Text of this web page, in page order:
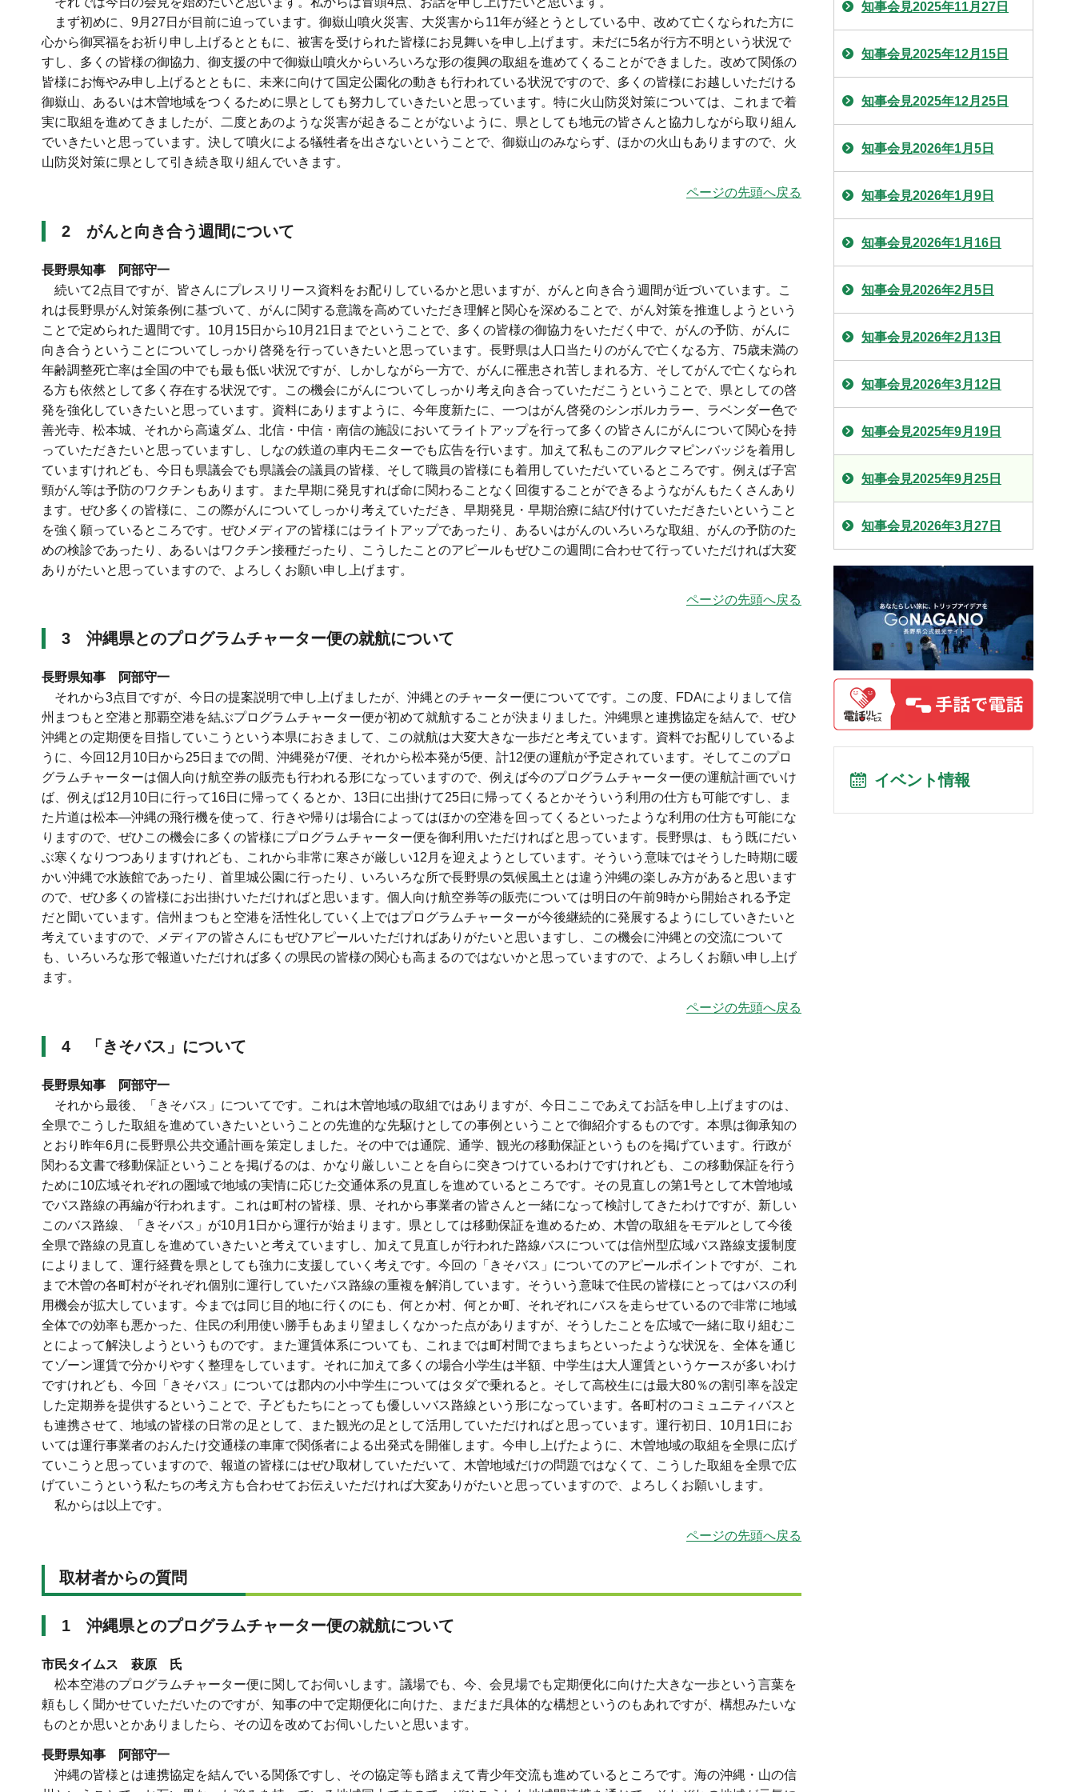
まず初めに、9月27日が目前に迫っています。御嶽山噴火災害、大災害から11年が経とうとしている中、改めて亡くなられた方に
心から御冥福をお祈り申し上げるとともに、被害を受けられた皆様にお見舞いを申し上げます。未だに5名が行方不明という状況で
すし、多くの皆様の御協力、御支援の中で御嶽山噴火からいろいろな形の復興の取組を進めてくることができました。改めて関係の
皆様にお悔やみ申し上げるとともに、未来に向けて国定公園化の動きも行われている状況ですので、多くの皆様にお越しいただける
御嶽山、あるいは木曽地域をつくるために県としても努力していきたいと思っています。特に火山防災対策については、これまで着
実に取組を進めてきましたが、二度とあのような災害が起きることがないように、県としても地元の皆さんと協力しながら取り組ん
でいきたいと思っています。決して噴火による犠牲者を出さないということで、御嶽山のみならず、ほかの火山もありますので、火
山防災対策に県として引き続き取り組んでいきます。
ページの先頭へ戻る
2 がんと向き合う週間について
長野県知事 阿部守一
続いて2点目ですが、皆さんにプレスリリース資料をお配りしているかと思いますが、がんと向き合う週間が近づいています。こ
れは長野県がん対策条例に基づいて、がんに関する意識を高めていただき理解と関心を深めることで、がん対策を推進しようという
ことで定められた週間です。10月15日から10月21日までということで、多くの皆様の御協力をいただく中で、がんの予防、がんに
向き合うということについてしっかり啓発を行っていきたいと思っています。長野県は人口当たりのがんで亡くなる方、75歳未満の
年齢調整死亡率は全国の中でも最も低い状況ですが、しかしながら一方で、がんに罹患され苦しまれる方、そしてがんで亡くなられ
る方も依然として多く存在する状況です。この機会にがんについてしっかり考え向き合っていただこうということで、県としての啓
発を強化していきたいと思っています。資料にありますように、今年度新たに、一つはがん啓発のシンボルカラー、ラベンダー色で
善光寺、松本城、それから高遠ダム、北信・中信・南信の施設においてライトアップを行って多くの皆さんにがんについて関心を持
っていただきたいと思っていますし、しなの鉄道の車内モニターでも広告を行います。加えて私もこのアルクマピンバッジを着用し
ていますけれども、今日も県議会でも県議会の議員の皆様、そして職員の皆様にも着用していただいているところです。例えば子宮
頸がん等は予防のワクチンもあります。また早期に発見すれば命に関わることなく回復することができるようながんもたくさんあり
ます。ぜひ多くの皆様に、この際がんについてしっかり考えていただき、早期発見・早期治療に結び付けていただきたいということ
を強く願っているところです。ぜひメディアの皆様にはライトアップであったり、あるいはがんのいろいろな取組、がんの予防のた
めの検診であったり、あるいはワクチン接種だったり、こうしたことのアピールもぜひこの週間に合わせて行っていただければ大変
ありがたいと思っていますので、よろしくお願い申し上げます。
ページの先頭へ戻る
3 沖縄県とのプログラムチャーター便の就航について
長野県知事 阿部守一
それから3点目ですが、今日の提案説明で申し上げましたが、沖縄とのチャーター便についてです。この度、FDAによりまして信
州まつもと空港と那覇空港を結ぶプログラムチャーター便が初めて就航することが決まりました。沖縄県と連携協定を結んで、ぜひ
沖縄との定期便を目指していこうという本県におきまして、この就航は大変大きな一歩だと考えています。資料でお配りしているよ
うに、今回12月10日から25日までの間、沖縄発が7便、それから松本発が5便、計12便の運航が予定されています。そしてこのプロ
グラムチャーターは個人向け航空券の販売も行われる形になっていますので、例えば今のプログラムチャーター便の運航計画でいけ
ば、例えば12月10日に行って16日に帰ってくるとか、13日に出掛けて25日に帰ってくるとかそういう利用の仕方も可能ですし、ま
た片道は松本―沖縄の飛行機を使って、行きや帰りは場合によってはほかの空港を回ってくるといったような利用の仕方も可能にな
りますので、ぜひこの機会に多くの皆様にプログラムチャーター便を御利用いただければと思っています。長野県は、もう既にだい
ぶ寒くなりつつありますけれども、これから非常に寒さが厳しい12月を迎えようとしています。そういう意味ではそうした時期に暖
かい沖縄で水族館であったり、首里城公園に行ったり、いろいろな所で長野県の気候風土とは違う沖縄の楽しみ方があると思います
ので、ぜひ多くの皆様にお出掛けいただければと思います。個人向け航空券等の販売については明日の午前9時から開始される予定
だと聞いています。信州まつもと空港を活性化していく上ではプログラムチャーターが今後継続的に発展するようにしていきたいと
考えていますので、メディアの皆さんにもぜひアピールいただければありがたいと思いますし、この機会に沖縄との交流について
も、いろいろな形で報道いただければ多くの県民の皆様の関心も高まるのではないかと思っていますので、よろしくお願い申し上げ
ます。
ページの先頭へ戻る
4 「きそバス」について
長野県知事 阿部守一
それから最後、「きそバス」についてです。これは木曽地域の取組ではありますが、今日ここであえてお話を申し上げますのは、
全県でこうした取組を進めていきたいということの先進的な先駆けとしての事例ということで御紹介するものです。本県は御承知の
とおり昨年6月に長野県公共交通計画を策定しました。その中では通院、通学、観光の移動保証というものを掲げています。行政が
関わる文書で移動保証ということを掲げるのは、かなり厳しいことを自らに突きつけているわけですけれども、この移動保証を行う
ために10広域それぞれの圏域で地域の実情に応じた交通体系の見直しを進めているところです。その見直しの第1号として木曽地域
でバス路線の再編が行われます。これは町村の皆様、県、それから事業者の皆さんと一緒になって検討してきたわけですが、新しい
このバス路線、「きそバス」が10月1日から運行が始まります。県としては移動保証を進めるため、木曽の取組をモデルとして今後
全県で路線の見直しを進めていきたいと考えていますし、加えて見直しが行われた路線バスについては信州型広域バス路線支援制度
によりまして、運行経費を県としても強力に支援していく考えです。今回の「きそバス」についてのアピールポイントですが、これ
まで木曽の各町村がそれぞれ個別に運行していたバス路線の重複を解消しています。そういう意味で住民の皆様にとってはバスの利
用機会が拡大しています。今までは同じ目的地に行くのにも、何とか村、何とか町、それぞれにバスを走らせているので非常に地域
全体での効率も悪かった、住民の利用使い勝手もあまり望ましくなかった点がありますが、そうしたことを広域で一緒に取り組むこ
とによって解決しようというものです。また運賃体系についても、これまでは町村間でまちまちといったような状況を、全体を通じ
てゾーン運賃で分かりやすく整理をしています。それに加えて多くの場合小学生は半額、中学生は大人運賃というケースが多いわけ
ですけれども、今回「きそバス」については郡内の小中学生についてはタダで乗れると。そして高校生には最大80％の割引率を設定
した定期券を提供するということで、子どもたちにとっても優しいバス路線という形になっています。各町村のコミュニティバスと
も連携させて、地域の皆様の日常の足として、また観光の足として活用していただければと思っています。運行初日、10月1日にお
いては運行事業者のおんたけ交通様の車庫で関係者による出発式を開催します。今申し上げたように、木曽地域の取組を全県に広げ
ていこうと思っていますので、報道の皆様にはぜひ取材していただいて、木曽地域だけの問題ではなくて、こうした取組を全県で広
げていこうという私たちの考え方も合わせてお伝えいただければ大変ありがたいと思っていますので、よろしくお願いします。
私からは以上です。
ページの先頭へ戻る
取材者からの質問
1 沖縄県とのプログラムチャーター便の就航について
市民タイムス 萩原 氏
松本空港のプログラムチャーター便に関してお伺いします。議場でも、今、会見場でも定期便化に向けた大きな一歩という言葉を
頼もしく聞かせていただいたのですが、知事の中で定期便化に向けた、まだまだ具体的な構想というのもあれですが、構想みたいな
ものとか思いとかありましたら、その辺を改めてお伺いしたいと思います。
長野県知事 阿部守一
沖縄の皆様とは連携協定を結んでいる関係ですし、その協定等も踏まえて青少年交流も進めているところです。海の沖縄・山の信
知事会見2025年11月27日
知事会見2025年12月15日
知事会見2025年12月25日
知事会見2026年1月5日
知事会見2026年1月9日
知事会見2026年1月16日
知事会見2026年2月5日
知事会見2026年2月13日
知事会見2026年3月12日
知事会見2025年9月19日
知事会見2025年9月25日
知事会見2026年3月27日
イベント情報